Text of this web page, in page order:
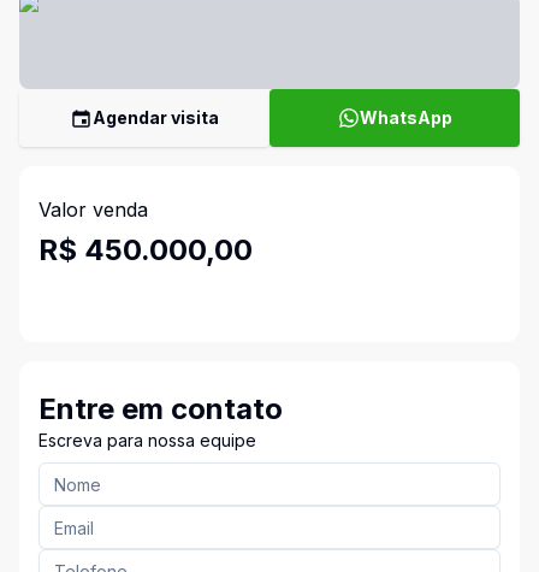
Agendar visita WhatsApp
Valor venda
R$ 450.000,00
Entre em contato
Escreva para nossa equipe